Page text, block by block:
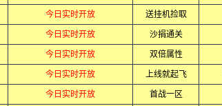
今日实时开放 送挂机捡取
今日实时开放 沙捐通关
今日实时开放 双倍属性
今日实时开放 上线就起飞
今日实时开放 首战一区